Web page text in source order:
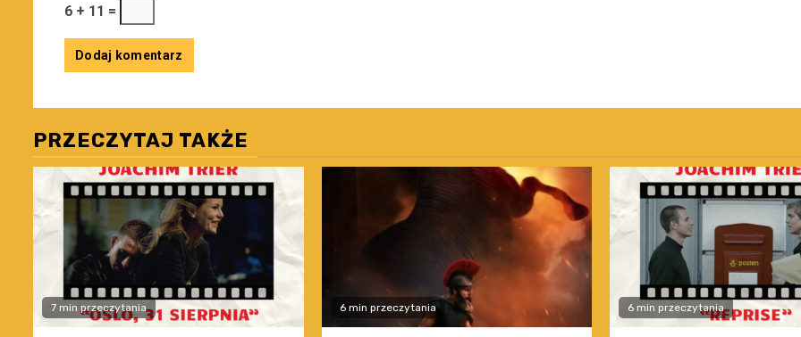
6 + 11 =
PRZECZYTAJ TAKŻE
7 min przeczytania 6 min przeczytania 6 min przeczytania